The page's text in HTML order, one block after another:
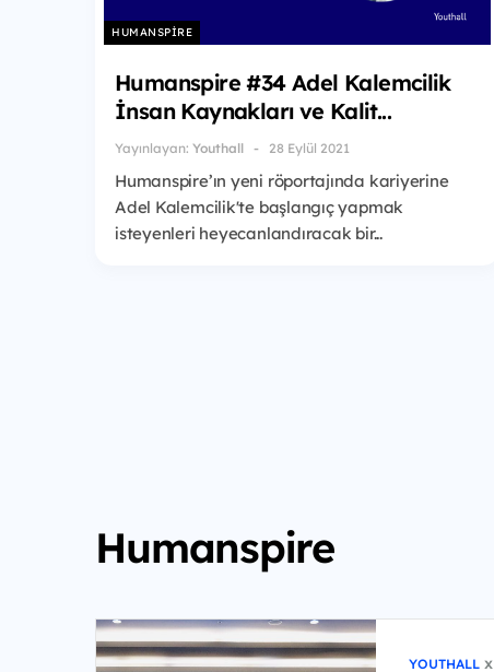
HUMANSPIRE
Humanspire #34 Adel Kalemcilik
İnsan Kaynakları ve Kalit...
Yayınlayan: Youthall 28 Eylül 2021
Humanspire’ın yeni röportajında kariyerine
Adel Kalemcilik'te başlangıç yapmak
isteyenleri heyecanlandıracak bir...
Humanspire
YOUTHALL x